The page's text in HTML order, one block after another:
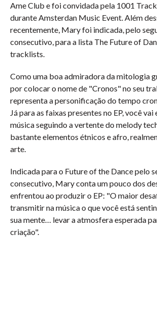
Ame Club e foi convidada pela 1001
durante Amsterdan Music Event. Além
recentemente, Mary foi indicada, pelo
consecutivo, para a lista The Future of
tracklists.
Como uma boa admiradora da mitologia
por colocar o nome de "Cronos" no seu
representa a personificação do tempo
Já para as faixas presentes no EP, você
música seguindo a vertente do melody
bastante elementos étnicos e afro,
arte.
Indicada para o Future of the Dance pelo
consecutivo, Mary conta um pouco dos
enfrentou ao produzir o EP: "O maior
transmitir na música o que você está
sua mente… levar a atmosfera esperada
criação".